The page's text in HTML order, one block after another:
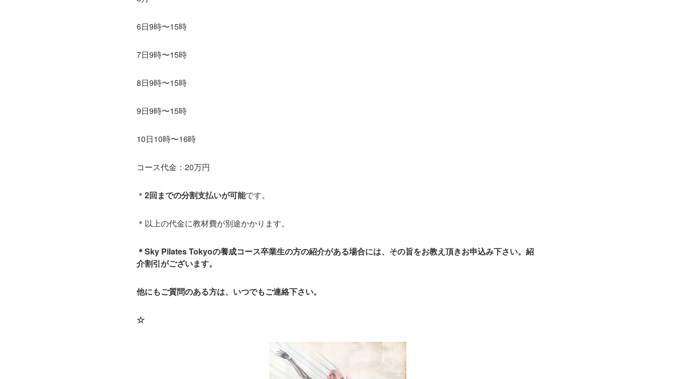
6日9時〜15時
7日9時〜15時
8日9時〜15時
9日9時〜15時
10日10時〜16時
コース代金：20万円
＊ 2回までの分割支払いが可能です。
＊以上の代金に教材費が別途かかります。
＊Sky Pilates Tokyoの養成コース卒業生の方の紹介がある場合には、その旨をお教え頂きお申込み下さい。紹
介割引がございます。
他にもご質問のある方は、いつでもご連絡下さい。
☆